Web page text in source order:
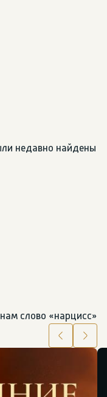
недавно найдены
слово «нарцисс»